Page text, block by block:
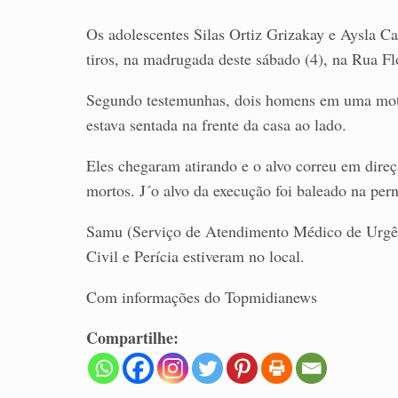
Os adolescentes Silas Ortiz Grizakay e Aysla
tiros, na madrugada deste sábado (4), na Rua
Segundo testemunhas, dois homens em uma
estava sentada na frente da casa ao lado.
Eles chegaram atirando e o alvo correu em
mortos. J´o alvo da execução foi baleado na
Samu (Serviço de Atendimento Médico de
Civil e Perícia estiveram no local.
Com informações do Topmidianews
Compartilhe: